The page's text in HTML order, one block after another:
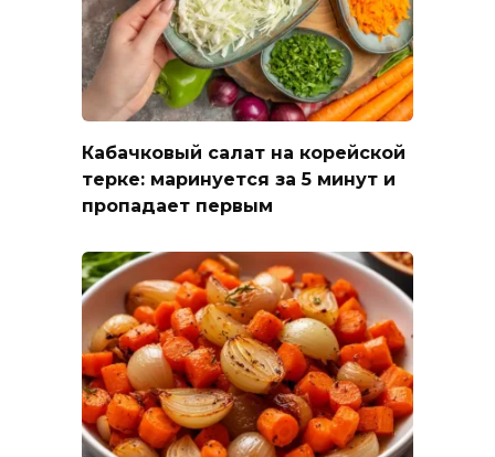
Кабачковый салат на корейской
терке: маринуется за 5 минут и
пропадает первым